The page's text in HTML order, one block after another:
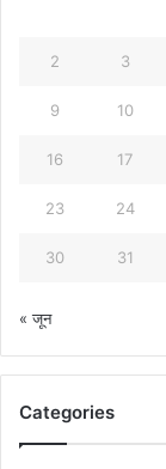
2 3
9 10
16 17
23 24
30 31
« जून
Categories